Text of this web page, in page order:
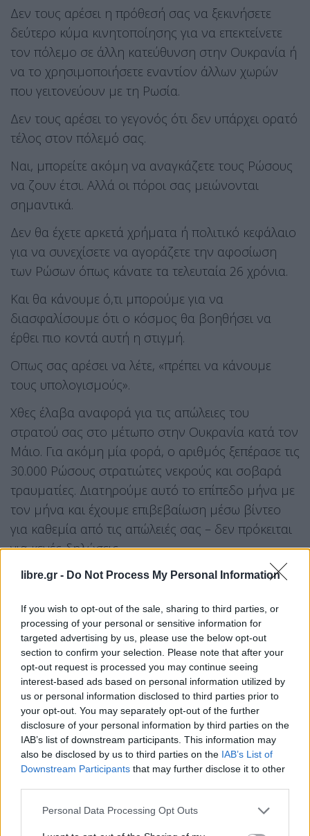
libre.gr - Do Not Process My Personal Information
If you wish to opt-out of the sale, sharing to third parties, or
processing of your personal or sensitive information for
targeted advertising by us, please use the below opt-out
section to confirm your selection. Please note that after your
opt-out request is processed you may continue seeing
interest-based ads based on personal information utilized by
us or personal information disclosed to third parties prior to
your opt-out. You may separately opt-out of the further
disclosure of your personal information by third parties on the
IAB’s list of downstream participants. This information may
also be disclosed by us to third parties on the IAB’s List of
Downstream Participants that may further disclose it to other
Personal Data Processing Opt Outs
Δεν τους αρέσει η πρόθεσή σας να ξεκινήσετε
δεύτερο κύμα κινητοποίησης για να επεκτείνετε
τον πόλεμο σε άλλη κατεύθυνση στην Ουκρανία ή
να το χρησιμοποιήσετε εναντίον άλλων χωρών
που γειτονεύουν με τη Ρωσία.
Δεν τους αρέσει το γεγονός ότι δεν υπάρχει ορατό
τέλος στον πόλεμό σας.
Ναι, μπορείτε ακόμη να αναγκάζετε τους Ρώσους
να ζουν έτσι. Αλλά οι πόροι σας μειώνονται
σημαντικά.
Δεν θα έχετε αρκετά χρήματα ή πολιτικό κεφάλαιο
για να συνεχίσετε να αγοράζετε την αφοσίωση
των Ρώσων όπως κάνατε τα τελευταία 26 χρόνια.
Και θα κάνουμε ό,τι μπορούμε για να
διασφαλίσουμε ότι ο κόσμος θα βοηθήσει να
έρθει πιο κοντά αυτή η στιγμή.
Οπως σας αρέσει να λέτε, «πρέπει να κάνουμε
τους υπολογισμούς».
Χθες έλαβα αναφορά για τις απώλειες του
στρατού σας στο μέτωπο στην Ουκρανία κατά τον
Μάιο. Για ακόμη μία φορά, ο αριθμός ξεπέρασε τις
30.000 Ρώσους στρατιώτες νεκρούς και σοβαρά
τραυματίες. Διατηρούμε αυτό το επίπεδο μήνα με
τον μήνα και έχουμε επιβεβαίωση μέσω βίντεο
για καθεμία από τις απώλειές σας – δεν πρόκειται
για κενές δηλώσεις.
Γνωρίζουμε ότι το 63% των απωλειών σας στο
τραυματίες. Στον 21ο αιώνα, κανένας στρατός δεν
μπορεί να αντέξει τέτοια αναλογία. Και το
ποσοστό των νεκρών θα συνεχίσει να αυξάνεται.
Δεν είναι ότι εμείς στην Ουκρανία ανησυχούμε για
τη μοίρα των Ρώσων στρατιωτών μετά από όλα
όσα έχει φέρει ο πόλεμός σας στη χώρα μας.
Αλλά εγώ ενδιαφέρομαι για τους Ουκρανούς.
Χάνουμε τους ανθρώπους μας και κάθε απώλεια
μας πονάει. Ακόμη κι όταν η αναλογία απωλειών
Ουκρανίας προς Ρωσία είναι ένα προς πέντε ή ένα